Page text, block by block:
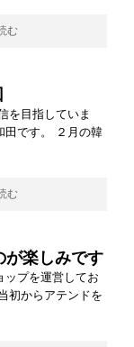
む
を目指していま
田です。 ２月の韓
む
が楽しみです
ップを運営してお
初からアテンドを